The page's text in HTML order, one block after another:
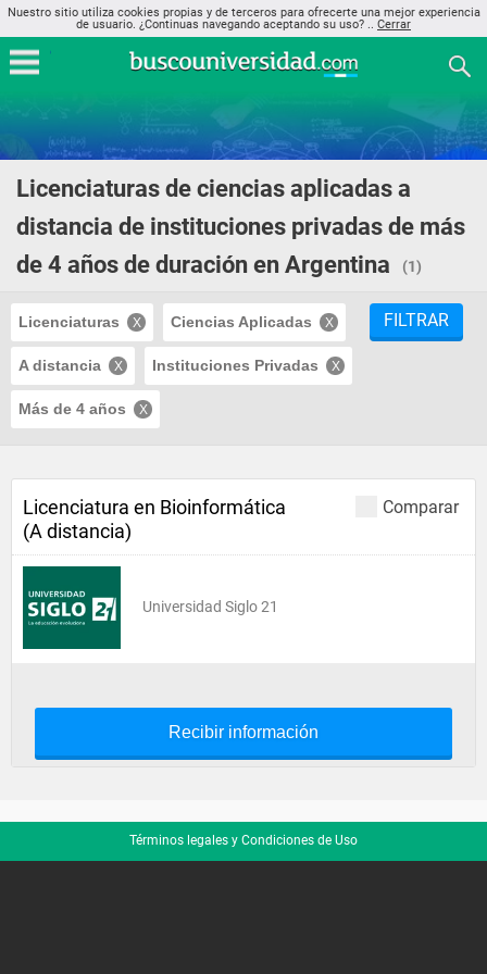
Nuestro sitio utiliza cookies propias y de terceros para ofrecerte una mejor experiencia
de usuario. ¿Continuas navegando aceptando su uso? .. Cerrar
Licenciaturas de ciencias aplicadas a
distancia de instituciones privadas de más
de 4 años de duración en Argentina
(1)
Licenciaturas Ciencias Aplicadas
A distancia Instituciones Privadas
Más de 4 años
FILTRAR
Comparar
Licenciatura en Bioinformática
(A distancia)
Universidad Siglo 21
Recibir información
Términos legales y Condiciones de Uso